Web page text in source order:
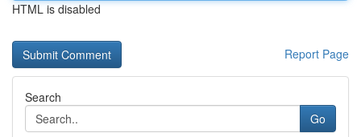
HTML is disabled
Report Page
Search
Go